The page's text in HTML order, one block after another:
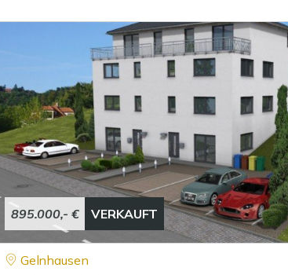
895.000,- € VERKAUFT
Gelnhausen